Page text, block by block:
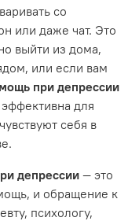
со
или даже чат. Это
выйти из дома,
или если вам
при депрессии
для
себя в
депрессии— это
и обращение к
психологу,